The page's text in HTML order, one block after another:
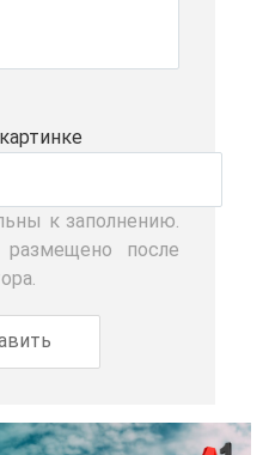
к за­пол­не­нию.
по­сле